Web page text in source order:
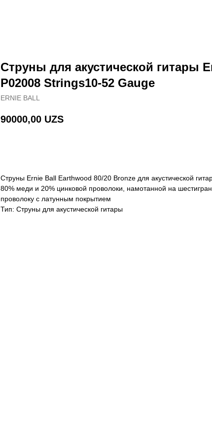
Струны для акустической гитары
P02008 Strings10-52 Gauge
ERNIE BALL
90000,00 UZS
Струны Ernie Ball Earthwood 80/20 Bronze для акустической
80% меди и 20% цинковой проволоки, намотанной на
проволоку с латунным покрытием
Тип: Струны для акустической гитары